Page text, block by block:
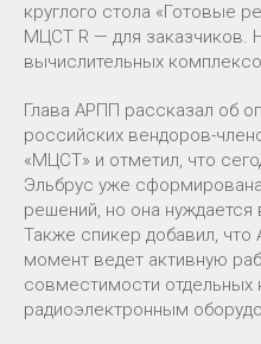
круглого стола «Готовые
МЦСТ R — для заказчиков.
вычислительных
Глава АРПП рассказал об
российских вендоров-
«МЦСТ» и отметил, что
Эльбрус уже
решений, но она
Также спикер добавил,
момент ведет активную
совместимости
радиоэлектронным